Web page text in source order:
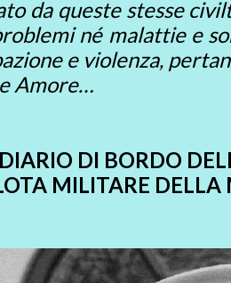
da queste stesse
né malattie e
e violenza,
Amore…
DI BORDO
MILITARE